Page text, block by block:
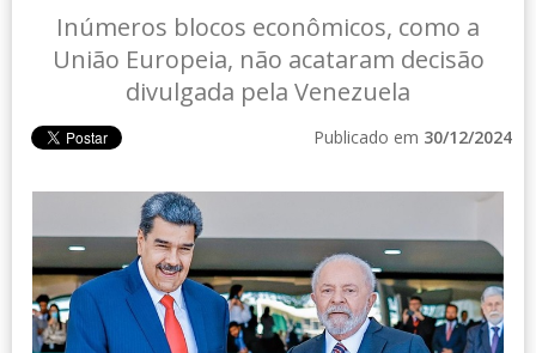
Inúmeros blocos econômicos, como a
União Europeia, não acataram decisão
divulgada pela Venezuela
Publicado em 30/12/2024